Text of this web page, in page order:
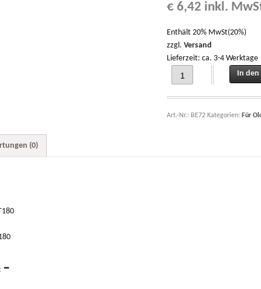
€6,42 inkl.
Enthält 20% MwSt(20%)
zzgl. Versand
Lieferzeit: ca. 3-4 Werktage
Einstellschraube Kupplung
In
Art.-Nr.: BE72 Kategorien: Für
(0)
–